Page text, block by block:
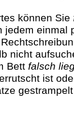
können Sie
jedem einmal
nicht
Bett falsch
ist